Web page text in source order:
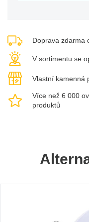
Doprava zdarma
V sortimentu se
Vlastní kamenná
Více než 6 000
produktů